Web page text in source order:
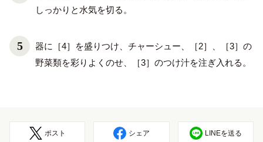
しっかりと水気を切る。
器に［4］を盛りつけ、チャーシュー、［2］、［3］の
野菜類を彩りよくのせ、［3］のつけ汁を注ぎ入れる。
ポスト シェア LINEを送る